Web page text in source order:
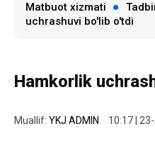
Matbuot xizmati
uchrashuvi bo'lib o'tdi
Hamkorlik
Muallif: YKJ ADMIN 10:17 |